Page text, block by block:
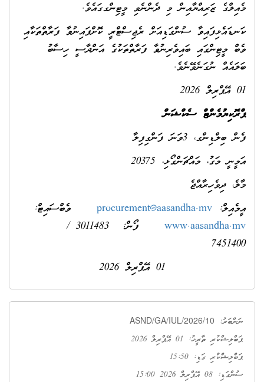
މެއިލްގެ ޒަރިއްޔާއިން މި ދެންނެވި މީޓިންގގައެވެ.
ކަނޑައެޅިފައިވާ ސުންގަޑިއަށް ރެޖިސްޓްރީ ކޮށްފައިނުވާ ފަރާތްތަކާއި
ވެބް މީޓިންގައި ބައިވެރިނުވާ ފަރާތްތަކުގެ އަންދާސީ ހިސާބު
ބަލައެއް ނުގަނެވޭނެވެ.
01 އޭޕްރިލް 2026
ޕްރޮކިޔުމެންޓް ސެކްޝަން
ފެން ބިލްޑިންގ، 3ވަނަ ފަންގިފިލާ
އަމީނީ މަގު، މައްޗަންގޯޅި، 20375
މާލެ، ދިވެހިރާއްޖެ
އީމެއިލް: procurement@aasandha.mv ވެބްސައިޓް:
www.aasandha.mv
ފޯން: 3011483 /
7451400
01 އޭޕްރިލް 2026
ނަންބަރު: ASND/GA/IUL/2026/10
ޕަބްލިޝްކުރި ތާރީޚު: 01 އޭޕްރިލް 2026
ޕަބްލިޝްކުރި ގަޑި: 15:50
ސުންގަޑި: 08 އޭޕްރިލް 2026 15:00